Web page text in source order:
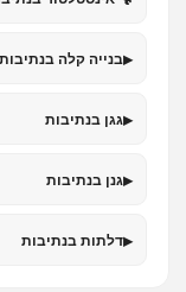
▸בנייה קלה בנתיבות
▸גגן בנתיבות
▸גנן בנתיבות
▸דלתות בנתיבות